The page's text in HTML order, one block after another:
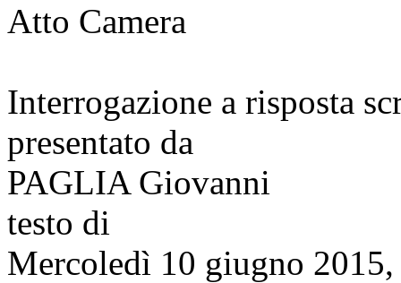
Atto Camera
Interrogazione a risposta
presentato da
PAGLIA Giovanni
testo di
Mercoledì 10 giugno 2015,